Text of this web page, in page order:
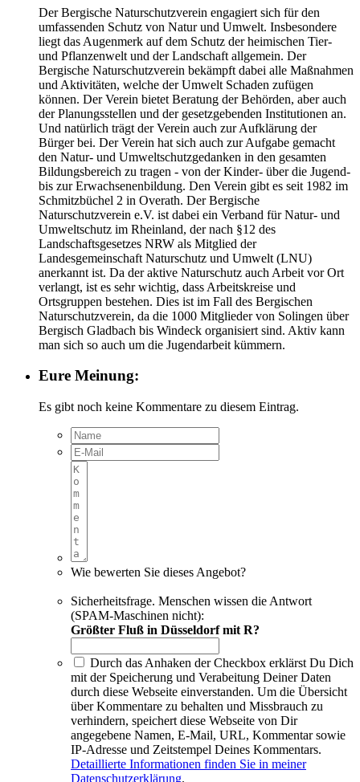
Der Bergische Naturschutzverein engagiert sich für den
umfassenden Schutz von Natur und Umwelt. Insbesondere
liegt das Augenmerk auf dem Schutz der heimischen Tier-
und Pflanzenwelt und der Landschaft allgemein. Der
Bergische Naturschutzverein bekämpft dabei alle Maßnahmen
und Aktivitäten, welche der Umwelt Schaden zufügen
können. Der Verein bietet Beratung der Behörden, aber auch
der Planungsstellen und der gesetzgebenden Institutionen an.
Und natürlich trägt der Verein auch zur Aufklärung der
Bürger bei. Der Verein hat sich auch zur Aufgabe gemacht
den Natur- und Umweltschutzgedanken in den gesamten
Bildungsbereich zu tragen - von der Kinder- über die Jugend-
bis zur Erwachsenenbildung. Den Verein gibt es seit 1982 im
Schmitzbüchel 2 in Overath. Der Bergische
Naturschutzverein e.V. ist dabei ein Verband für Natur- und
Umweltschutz im Rheinland, der nach §12 des
Landschaftsgesetzes NRW als Mitglied der
Landesgemeinschaft Naturschutz und Umwelt (LNU)
anerkannt ist. Da der aktive Naturschutz auch Arbeit vor Ort
verlangt, ist es sehr wichtig, dass Arbeitskreise und
Ortsgruppen bestehen. Dies ist im Fall des Bergischen
Naturschutzverein, da die 1000 Mitglieder von Solingen über
Bergisch Gladbach bis Windeck organisiert sind. Aktiv kann
man sich so auch um die Jugendarbeit kümmern.
Eure Meinung:
Es gibt noch keine Kommentare zu diesem Eintrag.
Wie bewerten Sie dieses Angebot?
Sicherheitsfrage. Menschen wissen die Antwort
(SPAM-Maschinen nicht):
Größter Fluß in Düsseldorf mit R?
Durch das Anhaken der Checkbox erklärst Du Dich
mit der Speicherung und Verabeitung Deiner Daten
durch diese Webseite einverstanden. Um die Übersicht
über Kommentare zu behalten und Missbrauch zu
verhindern, speichert diese Webseite von Dir
angegebene Namen, E-Mail, URL, Kommentar sowie
IP-Adresse und Zeitstempel Deines Kommentars.
Detaillierte Informationen finden Sie in meiner
Datenschutzerklärung.